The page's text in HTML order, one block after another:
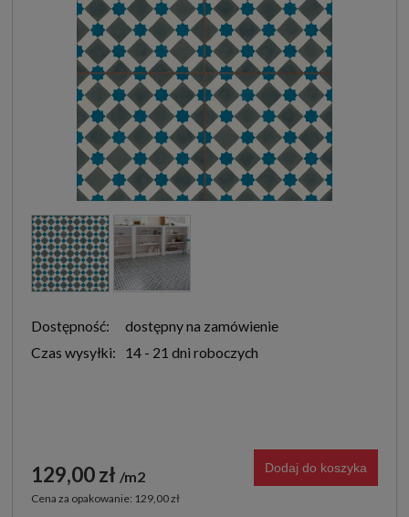
Dostępność:
dostępny na zamówienie
Czas wysyłki:
14 - 21 dni roboczych
129,00 zł m2
Cena za opakowanie: 129,00 zł
Dodaj do koszyka